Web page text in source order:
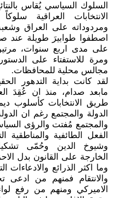
السلوك السياسي يُقاس
الانتخابات العراقية
ومردوداته على العراق
اصطفوا طوابيرَ طويلة عند
على مدى اربع سنوات،
ومرة للاستفتاء على
مجالس محلية للمحافظات.
لقد كانت بداية التدهور
مابعد صدام، منذ ان عُقِدَ
طريق الانتخابات كأسلوب
الدولة والمجتمع رغم ان
والمجتمع مُفتت والرؤى
الفعل الطائفية والمناطقية
وشيوخ الدين وحُمّى
الخارجة على القانون بدل
وما اكثر الذرائع
والانتقام فمنهم من ادعى
الاميركي ومنهم من رفع